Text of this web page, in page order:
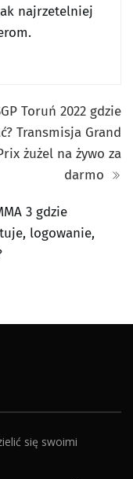
najrzetelniej
Toruń 2022 gdzie
Transmisja Grand
żużel na żywo za
darmo
3 gdzie
logowanie,
się swoimi